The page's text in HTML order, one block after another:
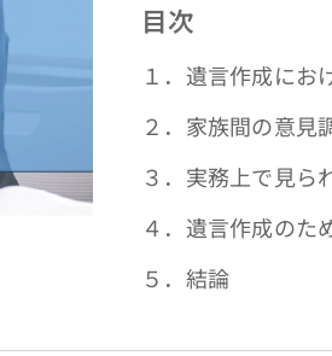
目次
１．遺言作成にお
２．家族間の意見
３．実務上で見ら
４．遺言作成のた
５．結論